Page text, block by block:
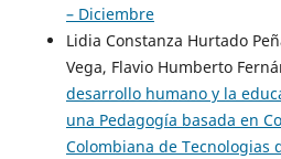
– Diciembre
Lidia Constanza Hurtado
Vega, Flavio Humberto
desarrollo humano y la
una Pedagogía basada en
Colombiana de Tecnologias